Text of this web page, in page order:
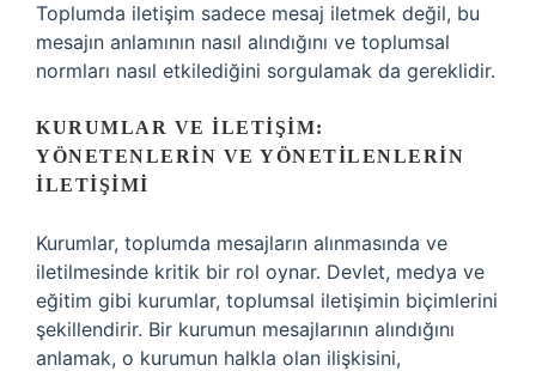
Toplumda iletişim sadece mesaj iletmek değil, bu
mesajın anlamının nasıl alındığını ve toplumsal
normları nasıl etkilediğini sorgulamak da gereklidir.
KURUMLAR VE İLETIŞIM:
YÖNETENLERIN VE YÖNETILENLERIN
İLETIŞIMI
Kurumlar, toplumda mesajların alınmasında ve
iletilmesinde kritik bir rol oynar. Devlet, medya ve
eğitim gibi kurumlar, toplumsal iletişimin biçimlerini
şekillendirir. Bir kurumun mesajlarının alındığını
anlamak, o kurumun halkla olan ilişkisini,